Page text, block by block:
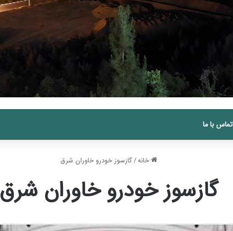
تماس با ما
خانه/گازسوز خودرو خاوران شرق
گازسوز خودرو خاوران شرق